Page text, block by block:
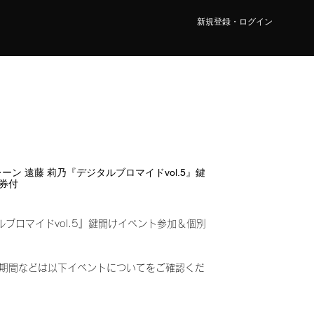
新規登録・ログイン
ン 遠藤 莉乃『デジタルブロマイドvol.5』鍵
付
ブロマイドvol.5』鍵開けイベント参加＆個別
間などは以下イベントについてをご確認くだ